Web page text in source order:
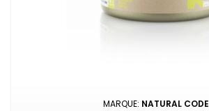
MARQUE: NATURAL CODE